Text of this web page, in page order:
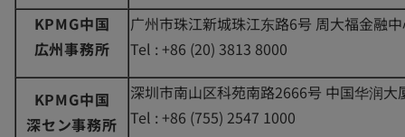
KPMG中国
広州事務所
广州市珠江新城珠江东路6号 周大福金融
Tel : +86 (20) 3813 8000
KPMG中国
深セン事務所
深圳市南山区科苑南路2666号 中国华润大
Tel : +86 (755) 2547 1000